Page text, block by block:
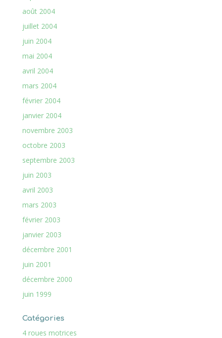
août 2004
juillet 2004
juin 2004
mai 2004
avril 2004
mars 2004
février 2004
janvier 2004
novembre 2003
octobre 2003
septembre 2003
juin 2003
avril 2003
mars 2003
février 2003
janvier 2003
décembre 2001
juin 2001
décembre 2000
juin 1999
Catégories
4 roues motrices